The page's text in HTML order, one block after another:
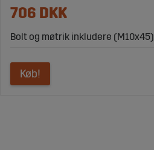
706 DKK
Bolt og møtrik inkludere (M10x45)
Køb!